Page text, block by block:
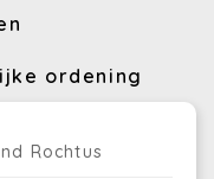
ordening
Rochtus